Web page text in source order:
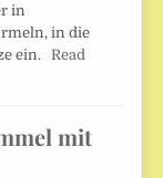
in
in die
ein. Read
mit